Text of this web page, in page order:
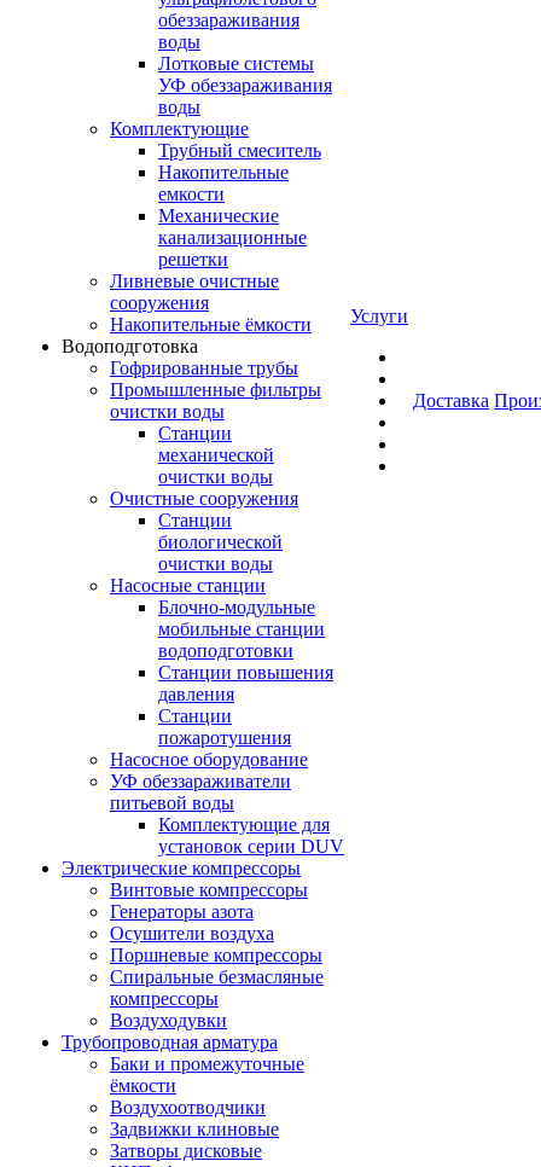
обеззараживания
воды
Лотковые системы
УФ обеззараживания
воды
Комплектующие
Трубный смеситель
Накопительные
емкости
Механические
канализационные
решетки
Ливневые очистные
сооружения
Накопительные ёмкости
Водоподготовка
Гофрированные трубы
Промышленные фильтры
очистки воды
Станции
механической
очистки воды
Очистные сооружения
Станции
биологической
очистки воды
Насосные станции
Блочно-модульные
мобильные станции
водоподготовки
Станции повышения
давления
Станции
пожаротушения
Насосное оборудование
УФ обеззараживатели
питьевой воды
Комплектующие для
установок серии DUV
Электрические компрессоры
Винтовые компрессоры
Генераторы азота
Осушители воздуха
Поршневые компрессоры
Спиральные безмасляные
компрессоры
Воздуходувки
Трубопроводная арматура
Баки и промежуточные
ёмкости
Воздухоотводчики
Задвижки клиновые
Затворы дисковые
Услуги
Доставка